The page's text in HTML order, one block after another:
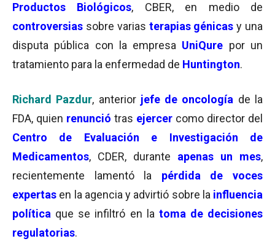
Productos Biológicos, CBER, en medio de
controversias sobre varias terapias génicas y una
disputa pública con la empresa UniQure por un
tratamiento para la enfermedad de Huntington.
Richard Pazdur, anterior jefe de oncología de la
FDA, quien renunció tras ejercer como director del
Centro de Evaluación e Investigación de
Medicamentos, CDER, durante apenas un mes,
recientemente lamentó la pérdida de voces
expertas en la agencia y advirtió sobre la influencia
política que se infiltró en la toma de decisiones
regulatorias.